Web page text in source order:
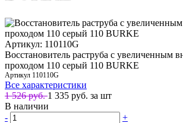
Артикул: 110110G
Восстановитель раструба с увеличенным
проходом 110 серый 110 BURKE
Артикул 110110G
Все характеристики
1 526 руб.1 335 руб. за шт
В наличии
-
+